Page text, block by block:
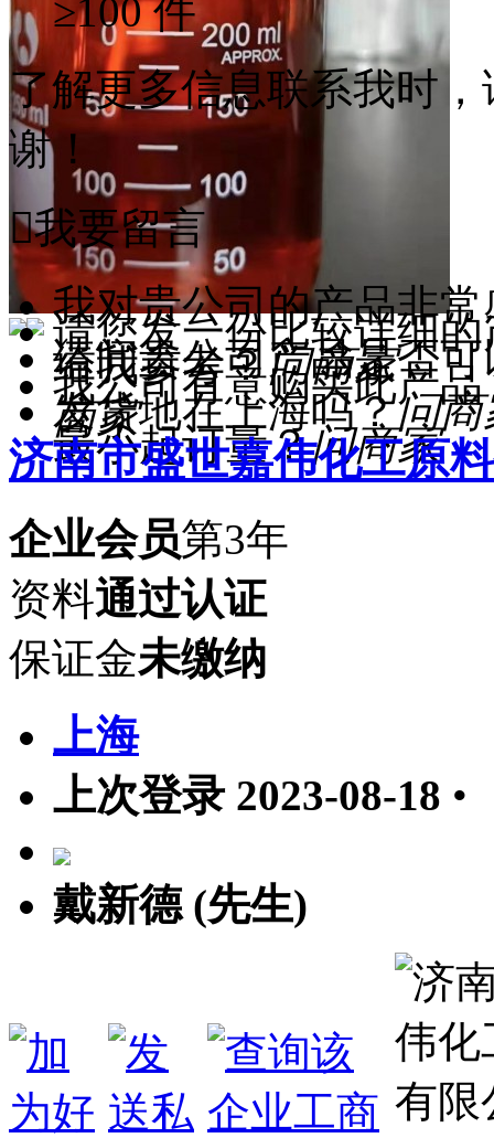
≥100 件
了解更多信息联系我时
谢！
我要留言
我对贵公司的产品非
给我参考？问商家
请您发一份比较详细
请问贵公司产品是否
商家
我公司有意购买此产
最小起订量？问商家
发货地在上海吗？问商
济南市盛世嘉伟化工原
企业会员第3年
资料通过认证
保证金未缴纳
上海
上次登录 2023-08-18 •
戴新德 (先生)